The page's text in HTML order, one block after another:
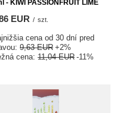
- KIWI PASSIONFRUIT LIME
EUR / szt.
cena od 30 dní pred
9,63 EUR +2%
cena: 11,04 EUR -11%